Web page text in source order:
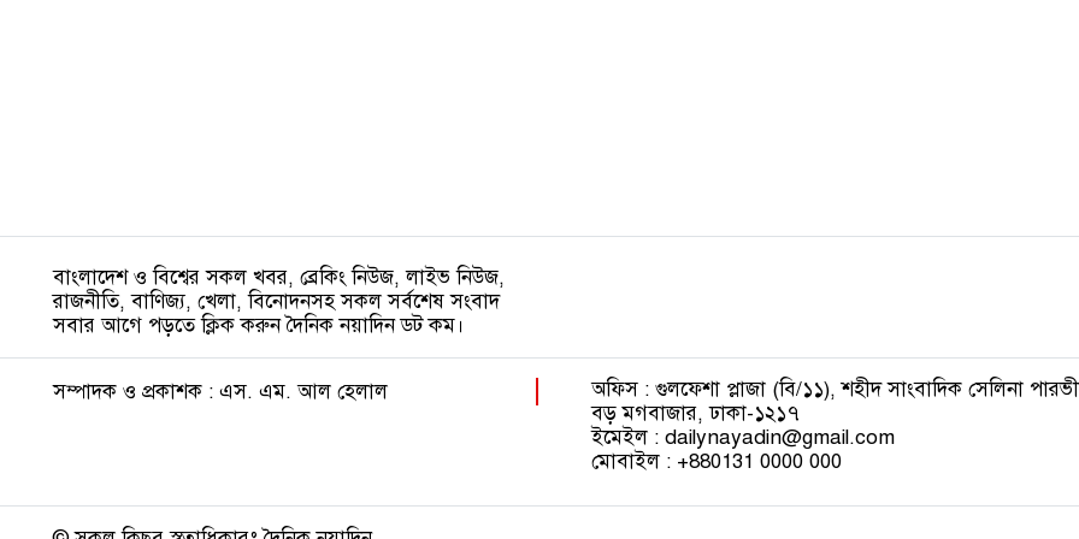
বাংলাদেশ ও বিশ্বের সকল খবর, ব্রেকিং নিউজ, লাইভ নিউজ,
রাজনীতি, বাণিজ্য, খেলা, বিনোদনসহ সকল সর্বশেষ সংবাদ
সবার আগে পড়তে ক্লিক করুন দৈনিক নয়াদিন ডট কম।
সম্পাদক ও প্রকাশক : এস. এম. আল হেলাল
অফিস : গুলফেশা প্লাজা (বি/১১), শহীদ সাংবাদিক সেলিনা
বড় মগবাজার, ঢাকা-১২১৭
ইমেইল : dailynayadin@gmail.com
মোবাইল : +880131 0000 000